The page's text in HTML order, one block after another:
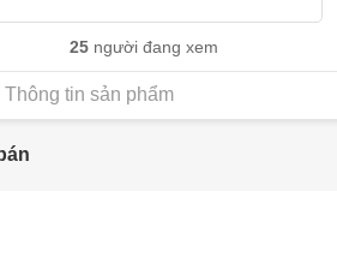
25 người đang xem
Thông tin sản phẩm